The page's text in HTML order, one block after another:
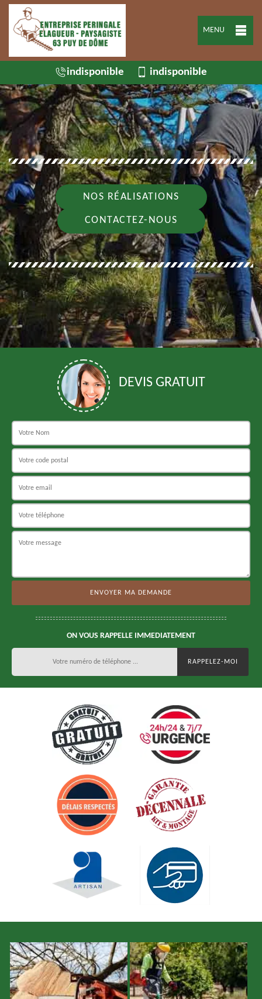
MENU
indisponible indisponible
NOS RÉALISATIONS
CONTACTEZ-NOUS
DEVIS GRATUIT
ON VOUS RAPPELLE IMMEDIATEMENT